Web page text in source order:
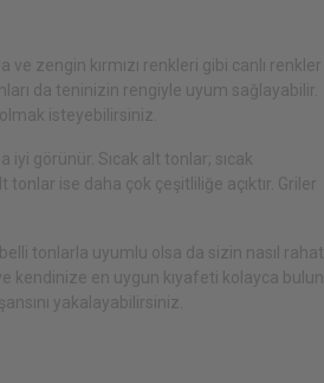
zengin kırmızı renkleri gibi canlı renkler
da teninizin rengiyle uyum sağlayabilir.
isteyebilirsiniz.
görünür. Sıcak alt tonlar; sıcak
tonlar ise daha çok çeşitliliğe açıktır. Griler
tonlarla uyumlu olsa da sizin nasıl rahat
kendinize en uygun kıyafeti kolayca bulun.
yakalayabilirsiniz.